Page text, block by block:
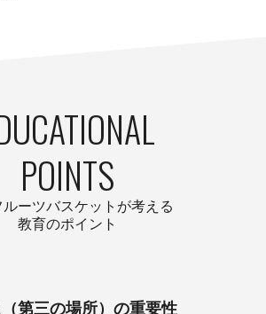
POINTS
ルーツバスケットが考える
教育のポイント
第三の場所）の重要性